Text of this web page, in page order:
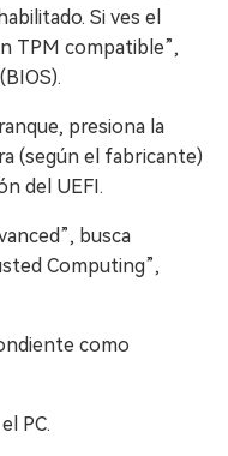
Si ves el
TPM compatible”,
presiona la
(según el fabricante)
del UEFI.
busca
Computing”,
como
PC.